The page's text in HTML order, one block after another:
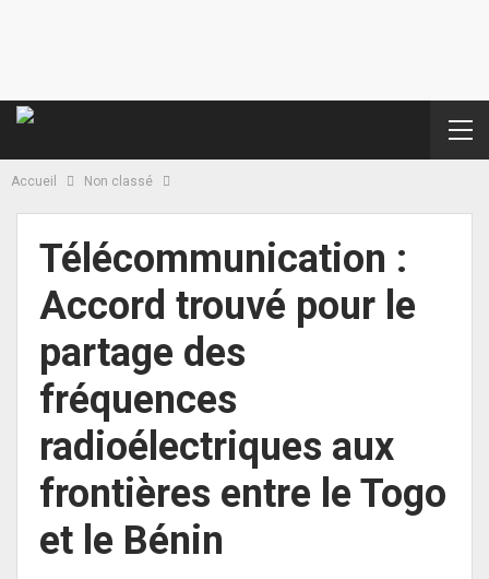
Accueil Non classé
Télécommunication :
Accord trouvé pour le
partage des
fréquences
radioélectriques aux
frontières entre le Togo
et le Bénin